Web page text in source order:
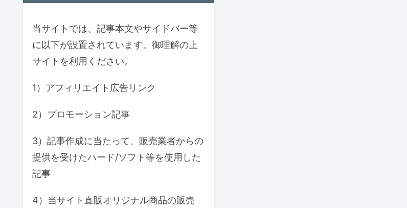
当サイトでは、記事本文やサイドバー等
に以下が設置されています。御理解の上
サイトを利用ください。
1）アフィリエイト広告リンク
2）プロモーション記事
3）記事作成に当たって、販売業者からの
提供を受けたハード/ソフト等を使用した
記事
4）当サイト直販オリジナル商品の販売